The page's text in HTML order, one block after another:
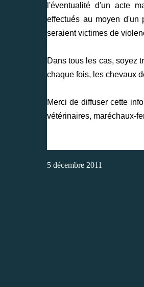
l'éventualité d'un acte
effectués au moyen
seraient victimes de
Dans tous les cas, soyez
chaque fois, les chevaux
Merci de diffuser cette
vétérinaires, maréchaux-
5 décembre 2011